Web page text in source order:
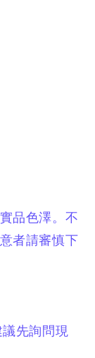
品色澤。 不
者請審慎下
先詢問現